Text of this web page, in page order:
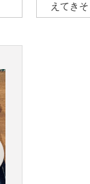
えてきそ